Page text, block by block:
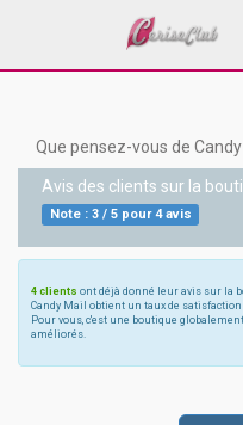
Que pensez-vous de Candy
Avis des clients sur la
Note : 3/ 5pour4avis
4 clients ont déjà donné leur avis sur la
Candy Mail obtient un taux de
Pour vous, c'est une boutique
améliorés.